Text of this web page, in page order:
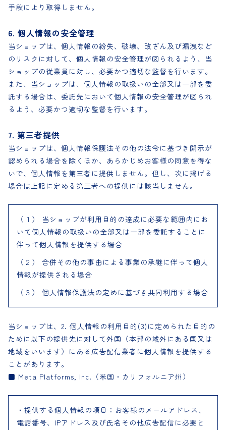
手段により取得しません。
6. 個人情報の安全管理
当ショップは、個人情報の紛失、破壊、改ざん及び漏洩など
のリスクに対して、個人情報の安全管理が図られるよう、当
ショップの従業員に対し、必要かつ適切な監督を行います。
また、当ショップは、個人情報の取扱いの全部又は一部を委
託する場合は、委託先において個人情報の安全管理が図られ
るよう、必要かつ適切な監督を行います。
7. 第三者提供
当ショップは、個人情報保護法その他の法令に基づき開示が
認められる場合を除くほか、あらかじめお客様の同意を得な
いで、個人情報を第三者に提供しません。但し、次に掲げる
場合は上記に定める第三者への提供には該当しません。
（１） 当ショップが利用目的の達成に必要な範囲内にお
いて個人情報の取扱いの全部又は一部を委託することに
伴って個人情報を提供する場合
（２） 合併その他の事由による事業の承継に伴って個人
情報が提供される場合
（３） 個人情報保護法の定めに基づき共同利用する場合
当ショップは、2. 個人情報の利用目的(3)に定められた目的の
ために以下の提供先に対して外国（本邦の域外にある国又は
地域をいいます）にある広告配信業者に個人情報を提供する
ことがあります。
■ Meta Platforms, Inc.（米国・カリフォルニア州）
・提供する個人情報の項目：お客様のメールアドレス、
電話番号、IPアドレス及び氏名その他広告配信に必要と